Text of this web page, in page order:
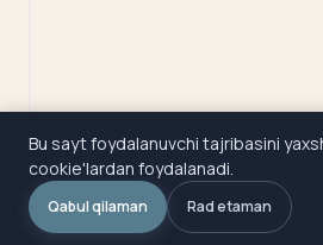
Bu sayt foydalanuvchi tajribasini
cookie'lardan foydalanadi.
Qabul qilaman Rad etaman